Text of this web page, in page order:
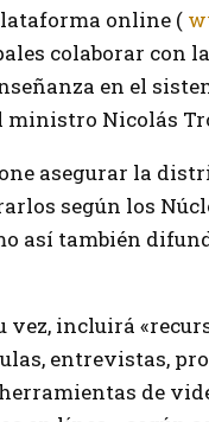
online (
colaborar con
en el
ministro Nicolás
asegurar la
según los
así también
vez, incluirá
entrevistas,
de